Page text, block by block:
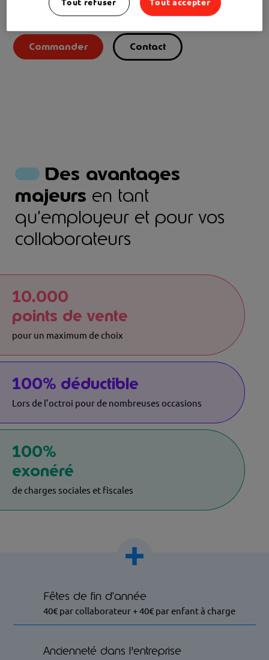
Google PayetApple Pay
Commander Contact
Des avantages
majeurs en tant
qu’employeur et pour vos
collaborateurs
10.000
points de vente
pour un maximum de choix
100% déductible
Lors de l’octroi pour de nombreuses occasions
100%
exonéré
de charges sociales et fiscales
Fêtes de fin d’année
40€ par collaborateur + 40€ par enfant à charge
Ancienneté dans l'entreprise
Tout refuser Tout accepter